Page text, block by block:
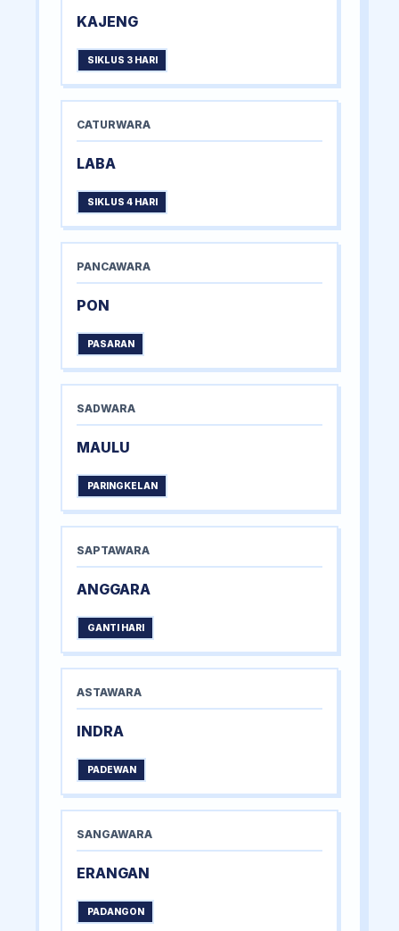
KAJENG
SIKLUS 3 HARI
CATURWARA
LABA
SIKLUS 4 HARI
PANCAWARA
PON
PASARAN
SADWARA
MAULU
PARINGKELAN
SAPTAWARA
ANGGARA
GANTI HARI
ASTAWARA
INDRA
PADEWAN
SANGAWARA
ERANGAN
PADANGON